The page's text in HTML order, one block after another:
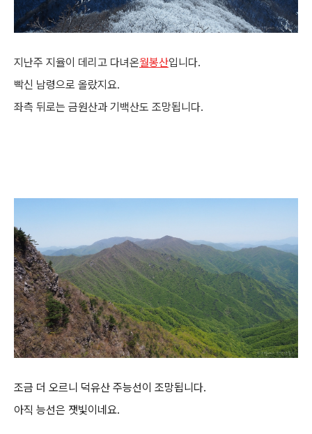
지난주 지율이 데리고 다녀온월봉산입니다.
빡신 남령으로 올랐지요.
좌측 뒤로는 금원산과 기백산도 조망됩니다.
조금 더 오르니 덕유산 주능선이 조망됩니다.
아직 능선은 잿빛이네요.